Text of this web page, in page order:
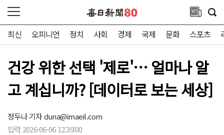
최신 오피니언 정치 사회 경제 국제 문화 스포츠
건강 위한 선택 '제로'… 얼마나 알
고 계십니까? [데이터로 보는 세상]
정두나 기자duna@imaeil.com
입력 2026-06-06 12:39:00